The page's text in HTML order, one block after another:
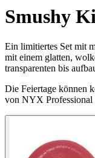
Smushy
Ein limitiertes Set mit
mit einem glatten,
transparenten bis
Die Feiertage können
von NYX